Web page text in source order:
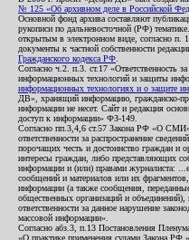
№ 125 «Об архивном деле в Российской
Основной фонд архива составляют
рукописи по дальневосточной (РФ)
открытым в электронном виде, согласно п.
документы к частной собственности
Гражданского кодекса РФ
Согласно ч.2. п.3. ст.17 «Ответственность
информационных технологий и защиты
информационных технологиях и о защите
ДВ», хранящий информацию, гражданско-
информации не несет. Сайт и редакция
доступ к информации» ФЗ-149.
Согласно пп.3,4,6 ст.57 Закона РФ «О
ответственности за распространение
порочащих честь и достоинство граждан и
интересы граждан, либо представляющих
информации и (или) правами журналиста:
сообщений и материалов или их
информации (а также сообщения,
общественных организаций и
ответственности за данное нарушение
массовой информации».
Согласно абз.3, п.13 Постановления
«О практике применения судами Закона РФ